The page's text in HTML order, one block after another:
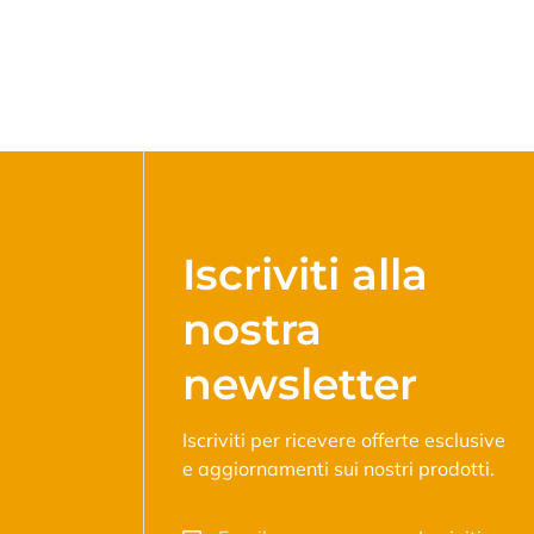
Iscriviti alla
nostra
newsletter
Iscriviti per ricevere offerte esclusive
e aggiornamenti sui nostri prodotti.